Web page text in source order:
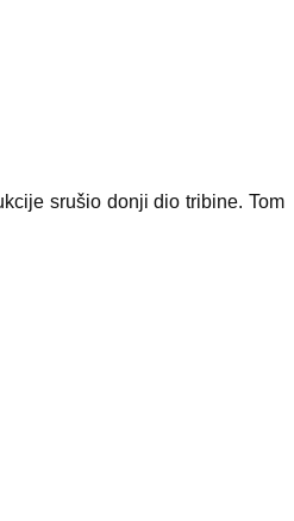
srušio donji dio tribine. Tom